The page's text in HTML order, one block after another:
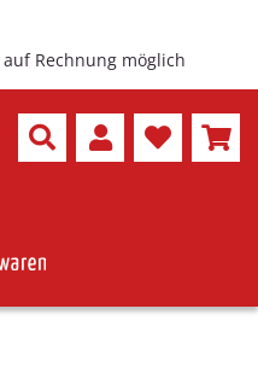
Rechnung möglich